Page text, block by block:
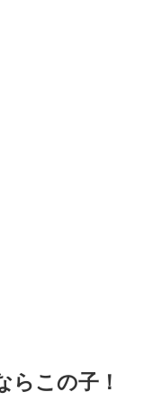
らこの子！